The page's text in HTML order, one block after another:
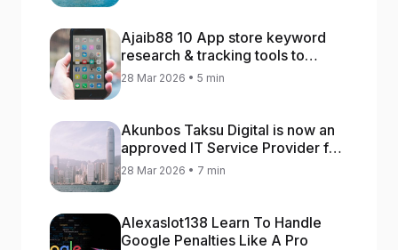
Ajaib88 10 App store keyword
research & tracking tools to
increase app rankings
28 Mar 2026 • 5 min
Akunbos Taksu Digital is now an
approved IT Service Provider for
the Hong Kong Distance Business
28 Mar 2026 • 7 min
Alexaslot138 Learn To Handle
Google Penalties Like A Pro